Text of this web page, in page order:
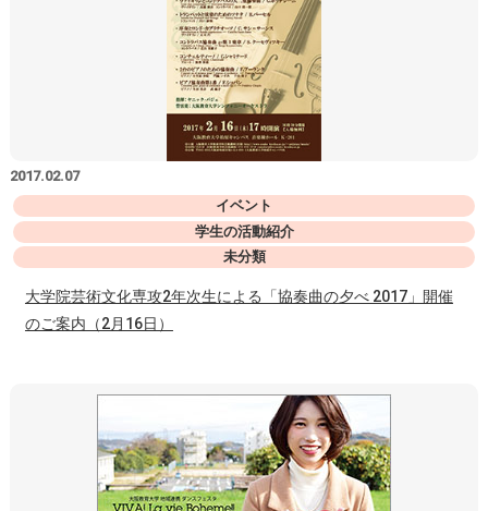
2017.02.07
イベント
学生の活動紹介
未分類
大学院芸術文化専攻2年次生による「協奏曲の夕べ 2017」開催
のご案内（2月16日）